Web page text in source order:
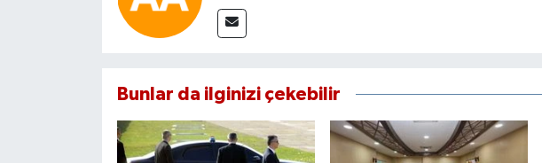
Bunlar da ilginizi çekebilir